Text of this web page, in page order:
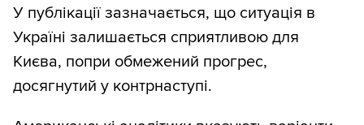
У публікації зазначається, що ситуація в
Україні залишається сприятливою для
Києва, попри обмежений прогрес,
досягнутий у контрнаступі.